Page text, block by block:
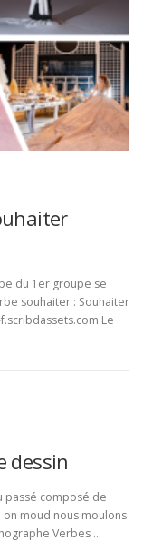
du 1er groupe se
souhaiter : Souhaiter
Le
dessin
passé composé de
moud nous moulons
Verbes …